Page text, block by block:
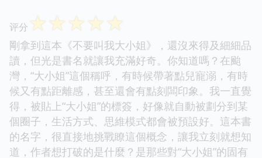
评分 ☆☆☆☆☆
剛拿到這本《不要叫我大小姐》，還沒來得及細細品
讀，但光是書名就讓我充滿好奇。你知道嗎？在颱
灣，“大小姐”這個稱呼，有時候帶著點兒寵溺，有時
候又有點距離感，甚至還會有點刻闆印象。我一直覺
得，被貼上“大小姐”的標簽，好像就自動被劃分到某
個圈子，生活方式、思維模式都會被預設好。這本書
的名字，很直接地挑戰瞭這個概念，讓我立刻就想知
道，作者想打破的是什麼？是那些對“大小姐”的固有